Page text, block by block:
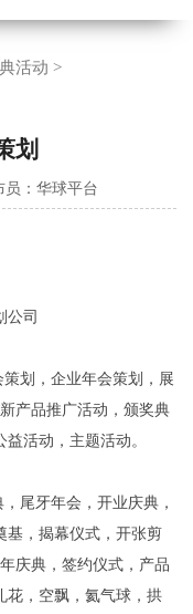
活动 >
划
：华球平台
公司
策划，企业年会策划，展
产品推广活动，颁奖典
活动，主题活动。
尾牙年会，开业庆典，
基，揭幕仪式，开张剪
庆典，签约仪式，产品
花，空飘，氦气球，拱